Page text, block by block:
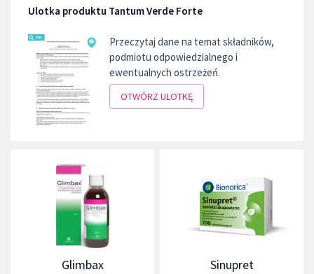
Ulotka produktu Tantum Verde Forte
Przeczytaj dane na temat składników,
podmiotu odpowiedzialnego i
ewentualnych ostrzeżeń.
OTWÓRZ ULOTKĘ
Glimbax Sinupret